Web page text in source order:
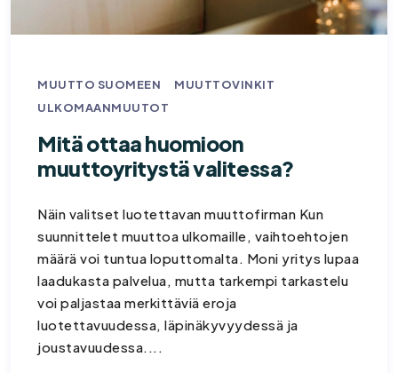
MUUTTO SUOMEEN
MUUTTOVINKIT
ULKOMAANMUUTOT
Mitä ottaa huomioon
muuttoyritystä valitessa?
Näin valitset luotettavan muuttofirman Kun
suunnittelet muuttoa ulkomaille, vaihtoehtojen
määrä voi tuntua loputtomalta. Moni yritys lupaa
laadukasta palvelua, mutta tarkempi tarkastelu
voi paljastaa merkittäviä eroja
luotettavuudessa, läpinäkyvyydessä ja
joustavuudessa....